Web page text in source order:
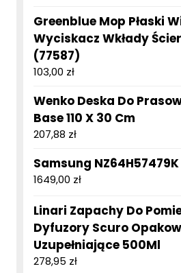
Greenblue Mop Płaski
Wyciskacz Wkłady
(77587)
103,00 zł
Wenko Deska Do
Base 110 X 30 Cm
207,88 zł
Samsung NZ64H57479K
1649,00 zł
Linari Zapachy Do
Dyfuzory Scuro
Uzupełniające 500Ml
278,95 zł